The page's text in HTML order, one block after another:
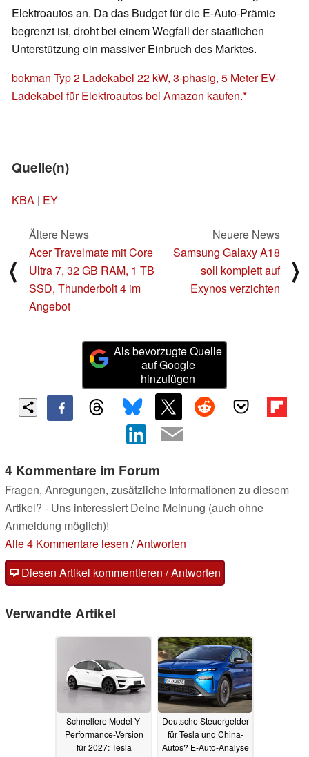
Elektroautos an. Da das Budget für die E-Auto-Prämie
begrenzt ist, droht bei einem Wegfall der staatlichen
Unterstützung ein massiver Einbruch des Marktes.
bokman Typ 2 Ladekabel 22 kW, 3-phasig, 5 Meter EV-
Ladekabel für Elektroautos bei Amazon kaufen.
Quelle(n)
KBA | EY
⟨
Ältere News
Acer Travelmate mit Core
Ultra 7, 32 GB RAM, 1 TB
SSD, Thunderbolt 4 im
Angebot
Neuere News
Samsung Galaxy A18
soll komplett auf
Exynos verzichten
⟩
Als bevorzugte Quelle
auf Google
hinzufügen
4 Kommentare im Forum
Fragen, Anregungen, zusätzliche Informationen zu diesem
Artikel? - Uns interessiert Deine Meinung (auch ohne
Anmeldung möglich)!
Alle 4 Kommentare lesen /Antworten
Diesen Artikel kommentieren / Antworten
Verwandte Artikel
Schnellere Model-Y-
Performance-Version
für 2027: Tesla
Deutsche Steuergelder
für Tesla und China-
Autos? E-Auto-Analyse